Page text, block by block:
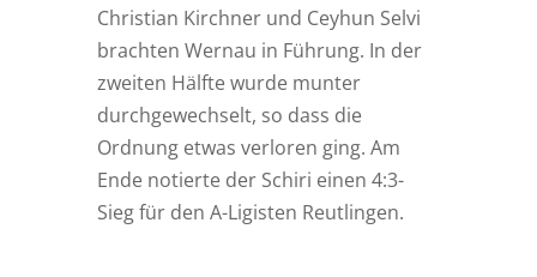
Christian Kirchner und Ceyhun Selvi
brachten Wernau in Führung. In der
zweiten Hälfte wurde munter
durchgewechselt, so dass die
Ordnung etwas verloren ging. Am
Ende notierte der Schiri einen 4:3-
Sieg für den A-Ligisten Reutlingen.